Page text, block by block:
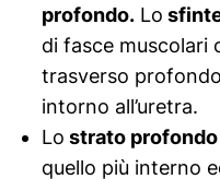
profondo.Lo
di fasce muscolari
trasverso
intorno all’uretra.
Lo strato profondo
quello più interno